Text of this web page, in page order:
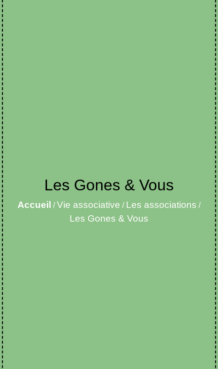
Les Gones & Vous
Accueil /Vie associative / Les associations /
Les Gones & Vous